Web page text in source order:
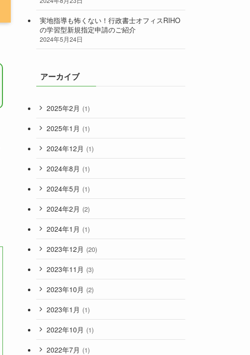
実地指導も怖くない！行政書士オフィスRIHO
の学習型新規指定申請のご紹介
2024年5月24日
アーカイブ
2025年2月 (1)
2025年1月 (1)
2024年12月 (1)
2024年8月 (1)
2024年5月 (1)
2024年2月 (2)
2024年1月 (1)
2023年12月 (20)
2023年11月 (3)
2023年10月 (2)
2023年1月 (1)
2022年10月 (1)
2022年7月 (1)